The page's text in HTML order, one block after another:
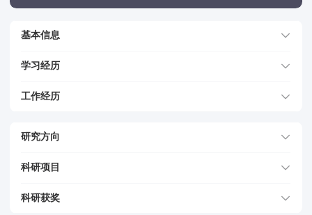
基本信息
学习经历
工作经历
研究方向
科研项目
科研获奖